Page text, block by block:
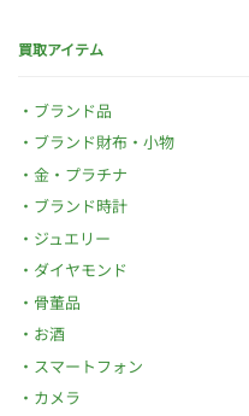
買取アイテム
ブランド品
ブランド財布・小物
金・プラチナ
ブランド時計
ジュエリー
ダイヤモンド
骨董品
お酒
スマートフォン
カメラ